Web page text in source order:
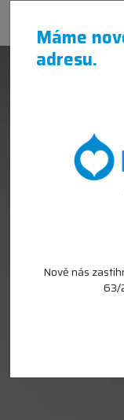
Máme
adresu.
Nově nás
63/